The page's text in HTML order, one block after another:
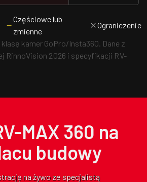
Częściowe lub
zmienne
Ograniczenie
klasę kamer GoPro/Insta360. Dane z
RinnoVision 2026 i specyfikacji RV-
MAX 360 na
budowy
na żywo ze specjalistą